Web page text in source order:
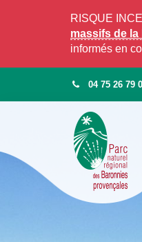
RISQUE
massifs de la
informés en
04 75 26 79